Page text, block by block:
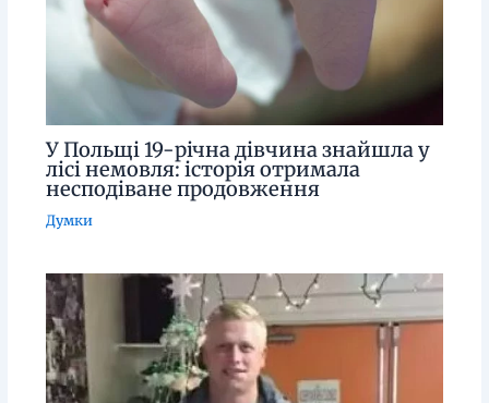
У Польщі 19-річна дівчина знайшла у
лісі немовля: історія отримала
несподіване продовження
Думки